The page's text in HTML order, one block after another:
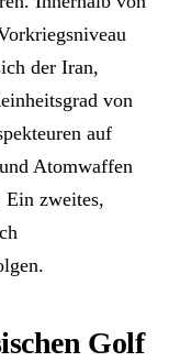
der Iran,
von
auf
Atomwaffen
Ein zweites,
Golf